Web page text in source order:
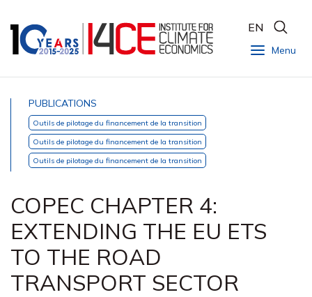
Menu
EN
PUBLICATIONS
Outils de pilotage du financement de la transition
Outils de pilotage du financement de la transition
Outils de pilotage du financement de la transition
COPEC CHAPTER 4:
EXTENDING THE EU ETS
TO THE ROAD
TRANSPORT SECTOR